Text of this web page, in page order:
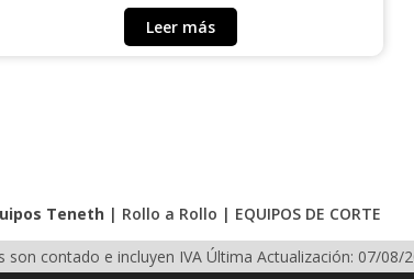
Leer más
Teneth| Rollo a Rollo | EQUIPOS DE CORTE
son contado e incluyen IVA Última Actualización: 07/08/